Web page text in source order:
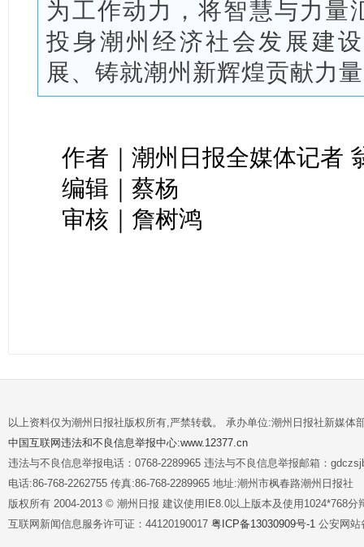
为工作动力，将智慧与力量
投身潮州经济社会发展建
展、铸就潮州新辉煌贡献力
作者｜潮州日报全媒体记者
编辑｜蔡杨
审核｜詹树鸿
以上资料仅为潮州日报社版权所有,严禁转载。 承办单位:潮州日报社新媒体
中国互联网违法和不良信息举报中心:www.12377.cn
违法与不良信息举报电话：0768-2289965 违法与不良信息举报邮箱：
电话:86-768-2262755 传真:86-768-2289965 地址:潮州市枫春路潮州日报社
版权所有 2004-2013 © 潮州日报 建议使用IE8.0以上版本及使用1024*768分
互联网新闻信息服务许可证：44120190017 粤ICP备13030909号-1 公安网站